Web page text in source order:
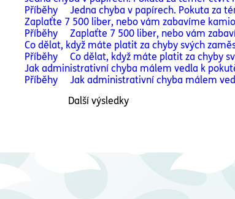
Příběhy
Jedna chyba v papírech. Pokuta za
Zaplaťte 7 500 liber, nebo vám zabavíme
Příběhy
Zaplaťte 7 500 liber, nebo vám
Co dělat, když máte platit za chyby svých
Příběhy
Co dělat, když máte platit za chyby
Jak administrativní chyba málem vedla k
Příběhy
Jak administrativní chyba málem
Další výsledky